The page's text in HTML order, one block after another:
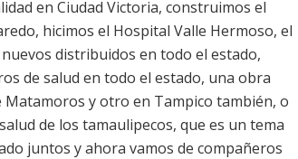
en Ciudad Victoria, construimos el
hicimos el Hospital Valle Hermoso, el
distribuidos en todo el estado,
de salud en todo el estado, una obra
y otro en Tampico también, o
de los tamaulipecos, que es un tema
juntos y ahora vamos de compañeros